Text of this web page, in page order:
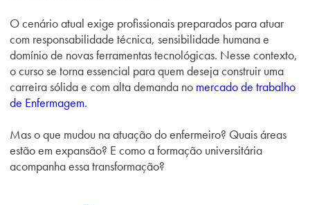
O cenário atual exige profissionais preparados para atuar
com responsabilidade técnica, sensibilidade humana e
domínio de novas ferramentas tecnológicas. Nesse contexto,
o curso se torna essencial para quem deseja construir uma
carreira sólida e com alta demanda no mercado de trabalho
de Enfermagem.
Mas o que mudou na atuação do enfermeiro? Quais áreas
estão em expansão? E como a formação universitária
acompanha essa transformação?